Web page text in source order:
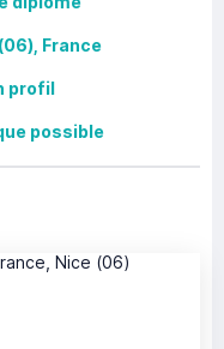
(06), France
profil
possible